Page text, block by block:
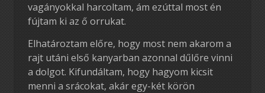
vagányokkal harcoltam, ám ezúttal most én
fújtam ki az ő orrukat.
Elhatároztam előre, hogy most nem akarom a
rajt utáni első kanyarban azonnal dűlőre vinni
a dolgot. Kifundáltam, hogy hagyom kicsit
menni a srácokat, akár egy-két körön